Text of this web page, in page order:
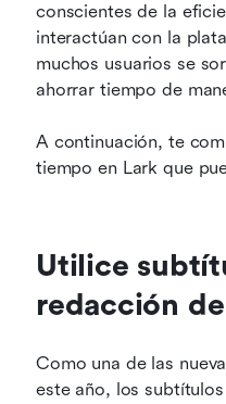
conscientes de la
interactúan con la
muchos usuarios se
ahorrar tiempo de
A continuación, te
tiempo en Lark que
Utilice
redacción
Como una de las
este año, los